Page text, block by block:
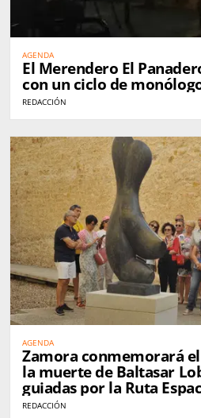
AGENDA
El Merendero El
con un ciclo de
REDACCIÓN
AGENDA
Zamora conmemorará
la muerte de Baltasar
guiadas por la Ruta
REDACCIÓN